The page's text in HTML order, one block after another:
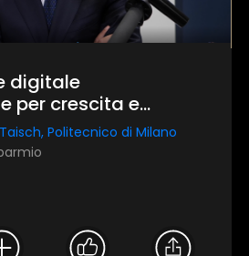
digitale
per crescita e
Politecnico di Milano